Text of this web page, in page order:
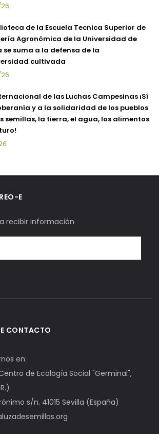
de la Escuela Tecnica Superior de
Agronómica de la Universidad de
se suma a la defensa de la
cultivada
de las Luchas Campesinas ¡Sí
y a la solidaridad de los pueblos
semillas, la tierra, el agua, los alimentos
E
recibir información
CONTACTO
en:
de Ecología Social "Germinal",
s/n. 41015 Sevilla (España)